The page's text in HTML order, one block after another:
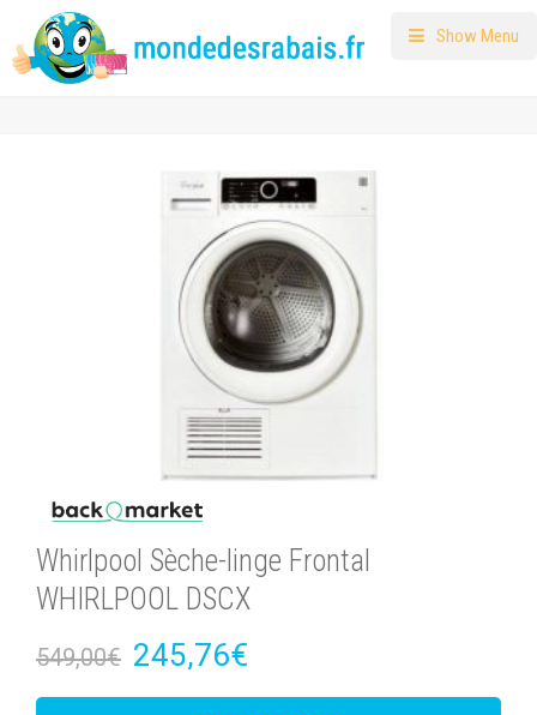
Show Menu
Whirlpool Sèche-linge Frontal
WHIRLPOOL DSCX
549,00€ 245,76€